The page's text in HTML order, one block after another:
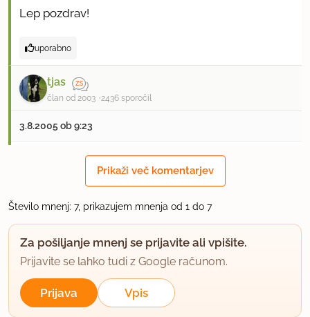
Lep pozdrav!
uporabno
tjas
član od 2003 2436 sporočil
3.8.2005 ob 9:23
Ne, ne, dobi se sveže testenine, kar v kvadratih,
nerazrezane. Priznam, ad bolj težko, jaz jih
ga dobila.
Bešamel v tetrapaku pa dobiš v večini marketov in
supermarketov, v hladilniku med smetanami in
omakami. V mercatorjih in sparih imajo enega od
Prikaži več komentarjev
Število mnenj: 7, prikazujem mnenja od 1 do 7
Za pošiljanje mnenj se prijavite ali vpišite.
Prijavite se lahko tudi z Google računom.
Prijava Vpis